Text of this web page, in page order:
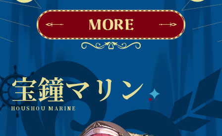
宝鐘マリン
HOUSHOU MARINE